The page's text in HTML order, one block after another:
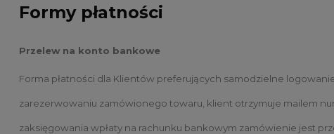
Formy płatności
Przelew na konto bankowe
Forma płatności dla Klientów preferujących samodzielne
zarezerwowaniu zamówionego towaru, klient otrzymuje mailem
zaksięgowania wpłaty na rachunku bankowym zamówienie jest